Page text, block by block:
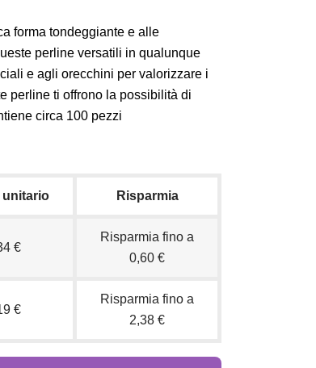
forma tondeggiante e alle
perline versatili in qualunque
e agli orecchini per valorizzare i
perline ti offrono la possibilità di
circa 100 pezzi
unitario Risparmia
€
Risparmia fino a
0,60 €
€
Risparmia fino a
2,38 €